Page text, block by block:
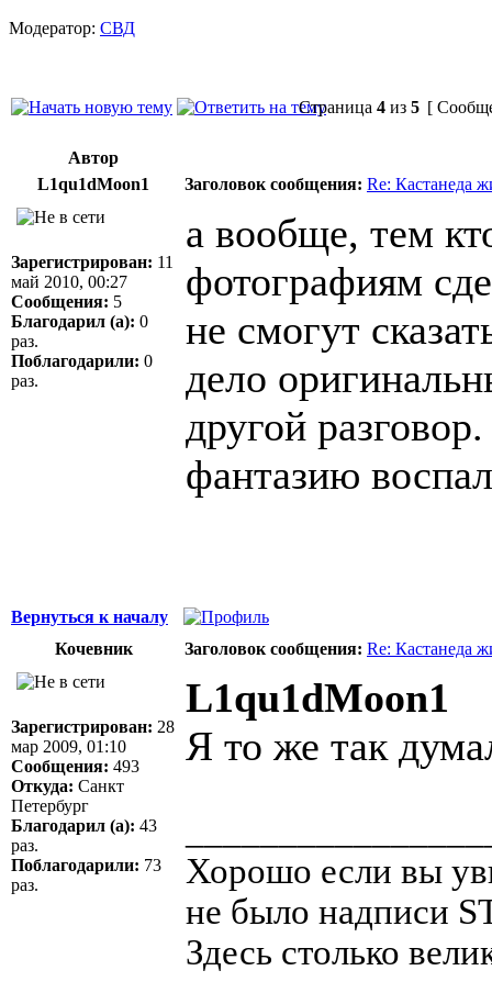
Модератор: СВД
Страница 4 из 5 [
Автор
L1qu1dMoon1
Заголовок сообщения: Re: Кастанеда
Зарегистрирован: 11
май 2010, 00:27
Сообщения: 5
Благодарил (а): 0
раз.
Поблагодарили: 0
раз.
а вообще, тем
фотографиям
не смогут
дело
другой
фантазию
Вернуться к началу
Кочевник
Заголовок сообщения: Re: Кастанеда
Зарегистрирован: 28
мар 2009, 01:10
Сообщения: 493
Откуда: Санкт
Петербург
Благодарил (а): 43
раз.
Поблагодарили: 73
раз.
L1qu1dMoon1
Я то же так
Хорошо если вы
не было надписи
Здесь столько